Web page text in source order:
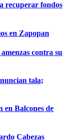
recuperar fondos
en Zapopan
contra su
tala;
en Balcones de
Cabezas